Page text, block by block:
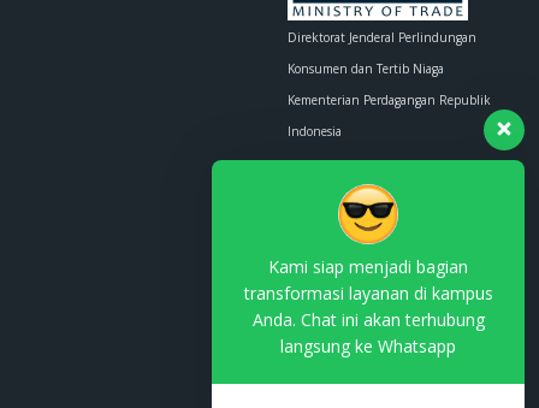
Direktorat Jenderal Perlindungan
Konsumen dan Tertib Niaga
Kementerian Perdagangan Republik
Indonesia
contact.us@kemendag.go.id
Kami siap menjadi bagian
transformasi layanan di kampus
Anda. Chat ini akan terhubung
langsung ke Whatsapp